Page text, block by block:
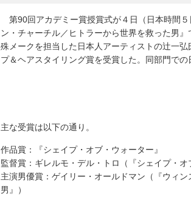
第90回アカデミー賞授賞式が４日（日本時間
ン・チャーチル／ヒトラーから世界を救った男
殊メークを担当した日本人アーティストの辻一
プ＆ヘアスタイリング賞を受賞した。同部門での
主な受賞は以下の通り。
作品賞：『シェイプ・オブ・ウォーター』
監督賞：ギレルモ・デル・トロ（『シェイプ・オ
主演男優賞：ゲイリー・オールドマン（『ウィ
男』）